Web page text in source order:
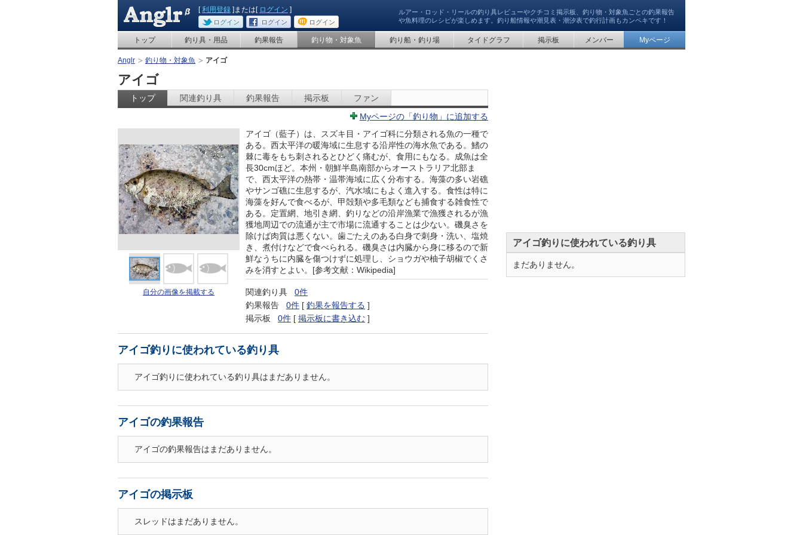
ルアー・ロッド・リールの釣り具レビューやクチコミ掲示板、釣り物・対象魚ごとの釣果報告
や魚料理のレシピが楽しめます。釣り船情報や潮見表・潮汐表で釣行計画もカンペキです！
[利用登録 ]または[ ログイン ]
ログイン ログイン ログイン
トップ 釣り具・用品 釣果報告 釣り物・対象魚 釣り船・釣り場 タイドグラフ 掲示板 メンバー Myページ
Anglr 釣り物・対象魚 アイゴ
アイゴ
トップ 関連釣り具 釣果報告 掲示板
ファン
Myページの「釣り物」に追加する
自分の画像を掲載する
アイゴ（藍子）は、スズキ目・アイゴ科に分類される魚の一種で
ある。西太平洋の暖海域に生息する沿岸性の海水魚である。鰭の
棘に毒をもち刺されるとひどく痛むが、食用にもなる。成魚は全
長30cmほど。本州・朝鮮半島南部からオーストラリア北部ま
で、西太平洋の熱帯・温帯海域に広く分布する。海藻の多い岩礁
やサンゴ礁に生息するが、汽水域にもよく進入する。食性は特に
海藻を好んで食べるが、甲殻類や多毛類なども捕食する雑食性で
ある。定置網、地引き網、釣りなどの沿岸漁業で漁獲されるが漁
獲地周辺での流通が主で市場に流通することは少ない。磯臭さを
除けば肉質は悪くない。歯ごたえのある白身で刺身・洗い、塩焼
き、煮付けなどで食べられる。磯臭さは内臓から身に移るので新
鮮なうちに内臓を傷つけずに処理し、ショウガや柚子胡椒でくさ
みを消すとよい。[参考文献：Wikipedia]
関連釣り具
0件
釣果報告
0件 [ 釣果を報告する ]
掲示板
0件 [ 掲示板に書き込む ]
アイゴ釣りに使われている釣り具
アイゴ釣りに使われている釣り具はまだありません。
アイゴの釣果報告
アイゴの釣果報告はまだありません。
アイゴの掲示板
スレッドはまだありません。
アイゴ釣りに使われている釣り具
まだありません。